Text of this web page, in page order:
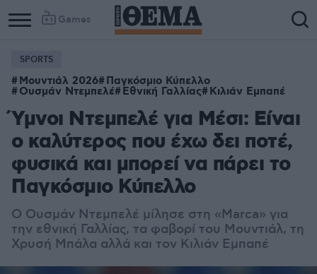
Games
SPORTS
Μουντιάλ 2026 Παγκόσμιο Κύπελλο
Ουσμάν Ντεμπελέ Εθνική Γαλλίας Κιλιάν Εμπαπέ
Ύμνοι Ντεμπελέ για Μέσι: Είναι
ο καλύτερος που έχω δει ποτέ,
φυσικά και μπορεί να πάρει το
Παγκόσμιο Κύπελλο
Ο Ουσμάν Ντεμπελέ μίλησε στη «Marca» για
την εθνική Γαλλίας, τα φαβορί του Μουντιάλ, τη
Χρυσή Μπάλα αλλά και τον Κιλιάν Εμπαπέ